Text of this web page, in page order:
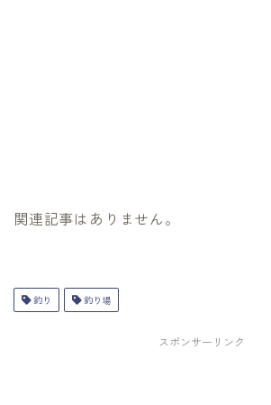
関連記事はありません。
釣り 釣り場
スポンサーリンク